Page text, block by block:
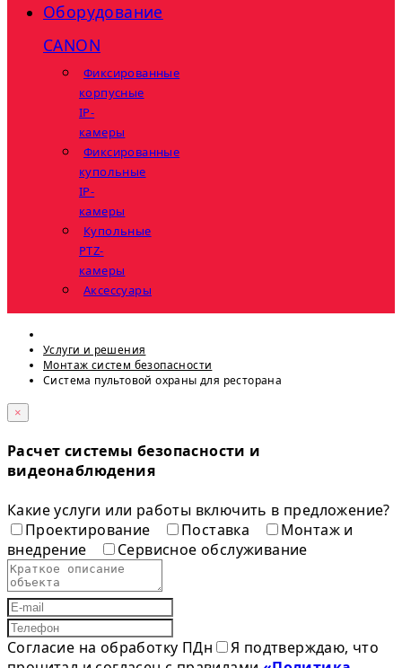
Оборудование
CANON
Фиксированные
корпусные
IP-
камеры
Фиксированные
купольные
IP-
камеры
Купольные
PTZ-
камеры
Аксессуары
Услуги и решения
Монтаж систем безопасности
Cистема пультовой охраны для ресторана
×
Расчет системы безопасности и
видеонаблюдения
Какие услуги или работы включить в предложение?
Проектирование
Поставка
Монтаж и
внедрение
Сервисное обслуживание
Согласие на обработку ПДн
Я подтверждаю, что